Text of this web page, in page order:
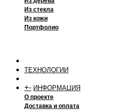
Из стекла
Из кожи
Портфолио
ТЕХНОЛОГИИ
+- ИНФОРМАЦИЯ
О проекте
Доставка и оплата